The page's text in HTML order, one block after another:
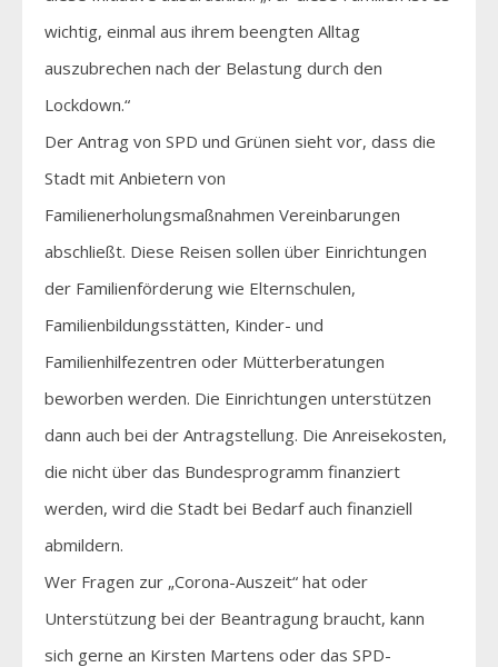
wichtig, einmal aus ihrem beengten Alltag
auszubrechen nach der Belastung durch den
Lockdown.“
Der Antrag von SPD und Grünen sieht vor, dass die
Stadt mit Anbietern von
Familienerholungsmaßnahmen Vereinbarungen
abschließt. Diese Reisen sollen über Einrichtungen
der Familienförderung wie Elternschulen,
Familienbildungsstätten, Kinder- und
Familienhilfezentren oder Mütterberatungen
beworben werden. Die Einrichtungen unterstützen
dann auch bei der Antragstellung. Die Anreisekosten,
die nicht über das Bundesprogramm finanziert
werden, wird die Stadt bei Bedarf auch finanziell
abmildern.
Wer Fragen zur „Corona-Auszeit“ hat oder
Unterstützung bei der Beantragung braucht, kann
sich gerne an Kirsten Martens oder das SPD-